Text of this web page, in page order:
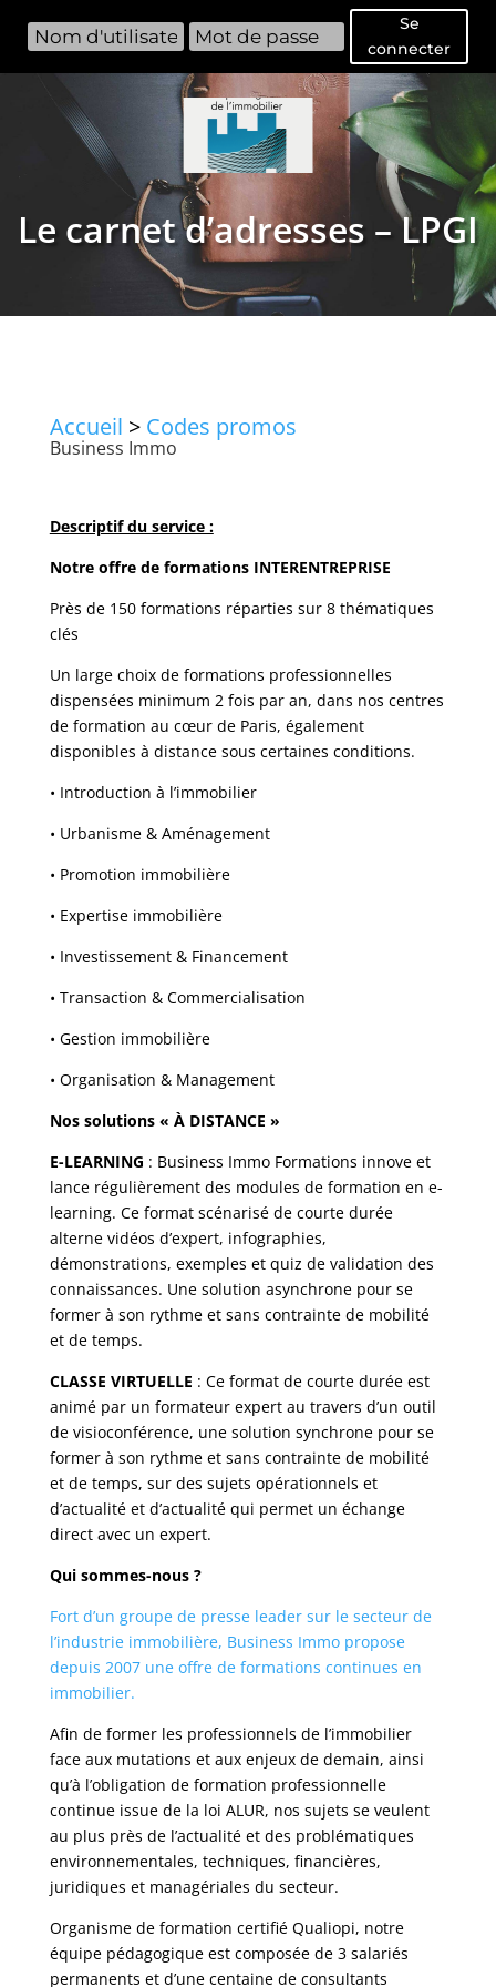
Se
connecter
Le carnet d’adresses – LPGI
Accueil > Codes promos
Business Immo
Descriptif du service :
Notre offre de formations INTERENTREPRISE
Près de 150 formations réparties sur 8 thématiques
clés
Un large choix de formations professionnelles
dispensées minimum 2 fois par an, dans nos centres
de formation au cœur de Paris, également
disponibles à distance sous certaines conditions.
• Introduction à l’immobilier
• Urbanisme & Aménagement
• Promotion immobilière
• Expertise immobilière
• Investissement & Financement
• Transaction & Commercialisation
• Gestion immobilière
• Organisation & Management
Nos solutions « À DISTANCE »
E-LEARNING : Business Immo Formations innove et
lance régulièrement des modules de formation en e-
learning. Ce format scénarisé de courte durée
alterne vidéos d’expert, infographies,
démonstrations, exemples et quiz de validation des
connaissances. Une solution asynchrone pour se
former à son rythme et sans contrainte de mobilité
et de temps.
CLASSE VIRTUELLE : Ce format de courte durée est
animé par un formateur expert au travers d’un outil
de visioconférence, une solution synchrone pour se
former à son rythme et sans contrainte de mobilité
et de temps, sur des sujets opérationnels et
d’actualité et d’actualité qui permet un échange
direct avec un expert.
Qui sommes-nous ?
Fort d’un groupe de presse leader sur le secteur de
l’industrie immobilière, Business Immo propose
depuis 2007 une offre de formations continues en
immobilier.
Afin de former les professionnels de l’immobilier
face aux mutations et aux enjeux de demain, ainsi
qu’à l’obligation de formation professionnelle
continue issue de la loi ALUR, nos sujets se veulent
au plus près de l’actualité et des problématiques
environnementales, techniques, financières,
juridiques et managériales du secteur.
Organisme de formation certifié Qualiopi, notre
équipe pédagogique est composée de 3 salariés
permanents et d’une centaine de consultants